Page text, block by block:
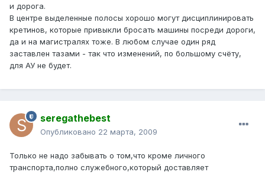
и дорога.
В центре выделенные полосы хорошо могут дисциплинировать
кретинов, которые привыкли бросать машины посреди дороги,
да и на магистралях тоже. В любом случае один ряд
заставлен тазами - так что изменений, по большому счёту,
для АУ не будет.
seregathebest
Опубликовано 22 марта, 2009
Только не надо забывать о том,что кроме личного
транспорта,полно служебного,который доставляет